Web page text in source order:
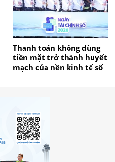
Thanh toán không dùng
tiền mặt trở thành huyết
mạch của nền kinh tế số